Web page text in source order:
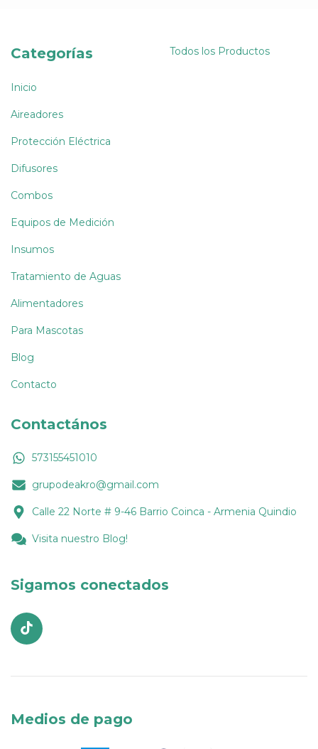
Categorías
Inicio
Aireadores
Protección Eléctrica
Difusores
Combos
Equipos de Medición
Insumos
Tratamiento de Aguas
Alimentadores
Para Mascotas
Blog
Contacto
Todos los Productos
Contactános
573155451010
grupodeakro@gmail.com
Calle 22 Norte # 9-46 Barrio Coinca - Armenia Quindio
Visita nuestro Blog!
Sigamos conectados
Medios de pago